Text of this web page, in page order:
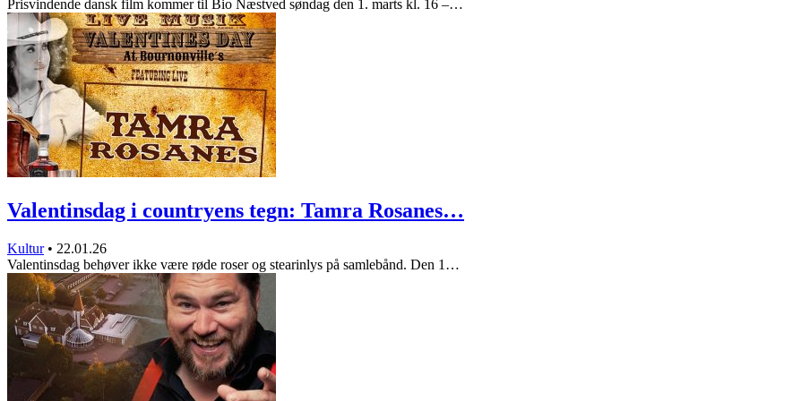
Prisvindende dansk film kommer til Bio Næstved søndag den 1. marts kl. 16 –…
Valentinsdag i countryens tegn: Tamra Rosanes…
Kultur • 22.01.26
Valentinsdag behøver ikke være røde roser og stearinlys på samlebånd. Den 1…